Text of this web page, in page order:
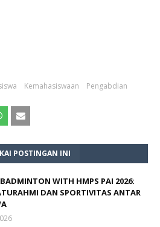
Kemahasiswaan Pengabdian
POSTINGAN INI
WITH HMPS PAI 2026:
DAN SPORTIVITAS ANTAR